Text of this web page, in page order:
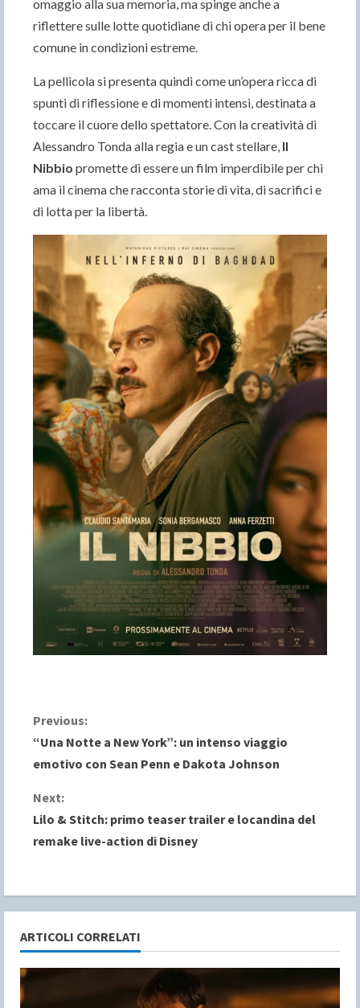
omaggio alla sua memoria, ma spinge anche a
riflettere sulle lotte quotidiane di chi opera per il bene
comune in condizioni estreme.
La pellicola si presenta quindi come un’opera ricca di
spunti di riflessione e di momenti intensi, destinata a
toccare il cuore dello spettatore. Con la creatività di
Alessandro Tonda alla regia e un cast stellare, Il
Nibbio promette di essere un film imperdibile per chi
ama il cinema che racconta storie di vita, di sacrifici e
di lotta per la libertà.
C
o
n
t
n
u
e
Previous:
“Una Notte a New York”: un intenso viaggio
emotivo con Sean Penn e Dakota Johnson
Next:
Lilo & Stitch: primo teaser trailer e locandina del
remake live-action di Disney
ARTICOLI CORRELATI